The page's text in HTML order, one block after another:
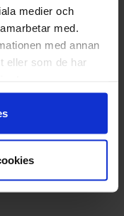
medier och
med.
med annan
eller som de har